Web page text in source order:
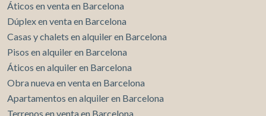
Áticos en venta en Barcelona
Dúplex en venta en Barcelona
Casas y chalets en alquiler en Barcelona
Pisos en alquiler en Barcelona
Áticos en alquiler en Barcelona
Obra nueva en venta en Barcelona
Apartamentos en alquiler en Barcelona
Terrenos en venta en Barcelona